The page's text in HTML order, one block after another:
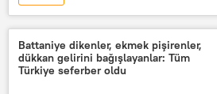
6 Şubat 2023 Kahramanmaraş Depremi
Türkiye
Deprem bina
Battaniye dikenler, ekmek pişirenler,
dükkan gelirini bağışlayanlar: Tüm
Türkiye seferber oldu